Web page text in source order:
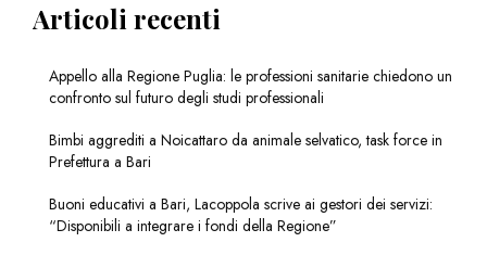
Articoli recenti
Appello alla Regione Puglia: le professioni sanitarie chiedono un
confronto sul futuro degli studi professionali
Bimbi aggrediti a Noicattaro da animale selvatico, task force in
Prefettura a Bari
Buoni educativi a Bari, Lacoppola scrive ai gestori dei servizi:
“Disponibili a integrare i fondi della Regione”